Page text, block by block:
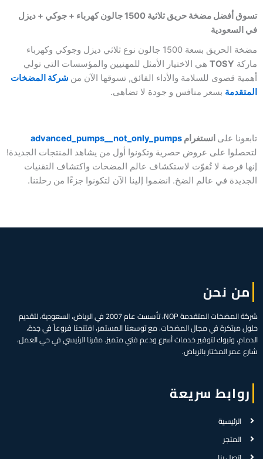
تسوق أفضل مضخة حريق ثلاثية 1500 جالون كهرباء + جوكي + ديزل
في السعودية
مضخة الحريق بسعة 1500 جالون نوع ثلاثي ديزل وجوكي وكهرباء
ماركة TOSY هي الاختيار الأمثل للمهنيين والمؤسسات التي تولي
أهمية قصوى للسلامة والأداء الفائق, تسوقها الآن من شركة المضخات
المتقدمة بسعر منافس و جودة لا تضاهى.
تابعونا على انستغرام advanced_pumps__not_only_pumps
لتحصلوا على عروض حصرية وتكونوا أول من يشاهد المنتجات الجديدة!
إنها فرصة لا تُفوّت لاستكشاف عالم المضخات واكتشاف التقنيات
الجديدة في عالم الضخ. انضموا إلينا الآن لتكونوا جزءًا من رحلتنا.
من نحن
شركة المضخات المتقدمة NOP، تأسست عام 2007 في الرياض، السعودية، لتقديم
حلول مبتكرة في مجال المضخات. مع توسعنا المستمر، افتتحنا فروعاً في جدة،
الدمام، وتبوك لتوفير خدمات أسرع ودعم فني متميز. مقرنا الرئيسي في حي العمل،
شارع عمر المختار بالرياض.
روابط سريعة
الرئيسية
المتجر